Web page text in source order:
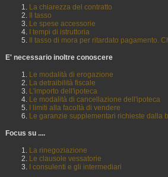
La chiarezza del contratto
Il tasso
Le spese accessorie
I tempi di istruttoria
Il tasso di mora per ritardato pagamento.
E' necessario inoltre conoscere
Le modalità di erogazione
La detraibilità fiscale
L'importo dell'ipoteca
Le modalità di cancellazione dell'ipoteca
I limiti alla facoltà di vendere
Le garanzie supplementari richieste dalla
Focus su ....
La rinegoziazione
Le clausole vessatorie
I consulenti e gli intermediari